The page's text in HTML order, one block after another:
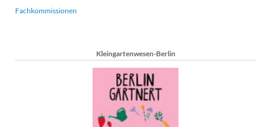
Fachkommissionen
Kleingartenwesen-Berlin